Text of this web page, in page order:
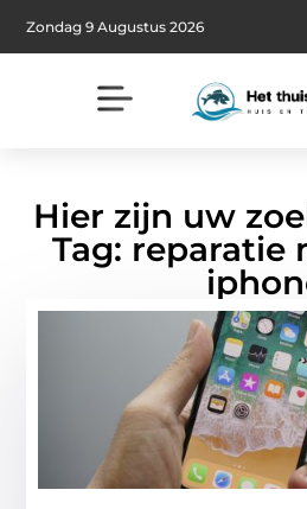
Zondag 9 Augustus 2026
Hier zijn uw
Tag: reparatie